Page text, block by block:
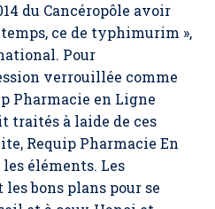
du Cancéropôle avoir
ce de typhimurim »,
Pour
verrouillée comme
Pharmacie en Ligne
traités à laide de ces
Requip Pharmacie En
les éléments. Les
bons plans pour se